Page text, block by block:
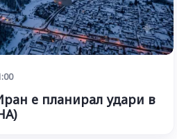
е планирал удари в